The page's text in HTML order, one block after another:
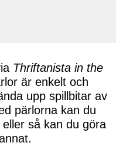
Thriftanista in the
är enkelt och
upp spillbitar av
pärlorna kan du
så kan du göra